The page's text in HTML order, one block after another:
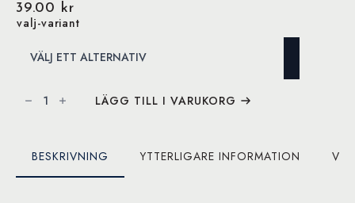
39.00 kr
valj-variant
Pen LÄGG TILL I VARUKORG
BESKRIVNING YTTERLIGARE INFORMATION